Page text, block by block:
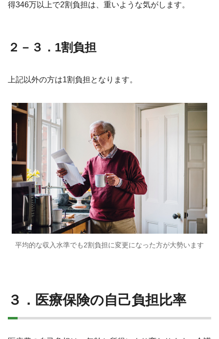
得346万以上で2割負担は、重いような気がします。
２－３．1割負担
上記以外の方は1割負担となります。
平均的な収入水準でも2割負担に変更になった方が大勢います
３．医療保険の自己負担比率